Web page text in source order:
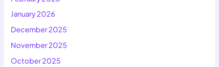
January 2026
December 2025
November 2025
October 2025